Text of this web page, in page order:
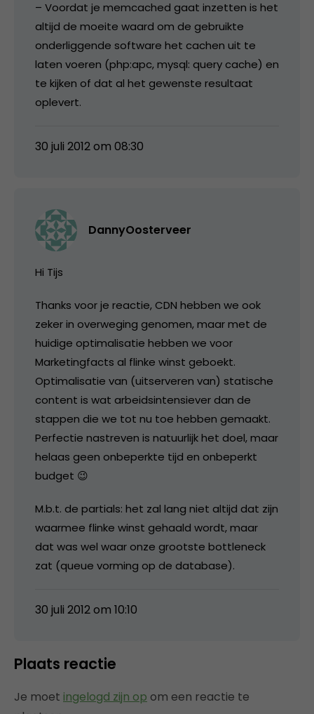
– Voordat je memcached gaat inzetten is het
altijd de moeite waard om de gebruikte
onderliggende software het cachen uit te
laten voeren (php:apc, mysql: query cache) en
te kijken of dat al het gewenste resultaat
oplevert.
30 juli 2012 om 08:30
DannyOosterveer
Hi Tijs
Thanks voor je reactie, CDN hebben we ook
zeker in overweging genomen, maar met de
huidige optimalisatie hebben we voor
Marketingfacts al flinke winst geboekt.
Optimalisatie van (uitserveren van) statische
content is wat arbeidsintensiever dan de
stappen die we tot nu toe hebben gemaakt.
Perfectie nastreven is natuurlijk het doel, maar
helaas geen onbeperkte tijd en onbeperkt
budget 😉
M.b.t. de partials: het zal lang niet altijd dat zijn
waarmee flinke winst gehaald wordt, maar
dat was wel waar onze grootste bottleneck
zat (queue vorming op de database).
30 juli 2012 om 10:10
Plaats reactie
Je moet ingelogd zijn op om een reactie te